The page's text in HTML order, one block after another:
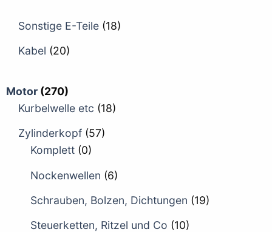
Sonstige E-Teile (18)
Kabel (20)
Motor (270)
Kurbelwelle etc (18)
Zylinderkopf (57)
Komplett (0)
Nockenwellen (6)
Schrauben, Bolzen, Dichtungen (19)
Steuerketten, Ritzel und Co (10)